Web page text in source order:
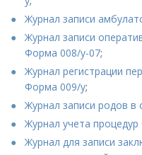
Журнал записи
Журнал записи
Форма 008/у-07;
Журнал регистрации
Форма 009/у;
Журнал записи родов
Журнал учета
Журнал для записи